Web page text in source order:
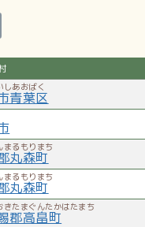
しあおばく
青葉区
まるもりまち
丸森町
まるもりまち
丸森町
きたまぐんたかはたまち
郡高畠町